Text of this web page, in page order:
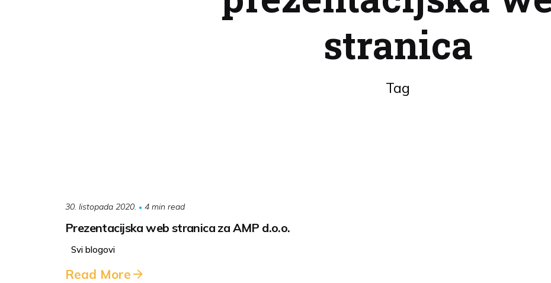
stranica
Tag
30. listopada 2020. 4 min read
Prezentacijska web stranica za AMP d.o.o.
Svi blogovi
Read More